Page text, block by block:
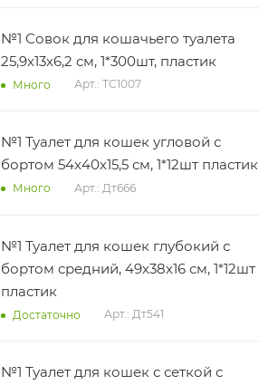
№1 Совок для кошачьего туалета
25,9х13х6,2 см, 1*300шт, пластик
Много Арт.: ТС1007
№1 Туалет для кошек угловой с
бортом 54х40х15,5 см, 1*12шт пластик
Много Арт.: Дт666
№1 Туалет для кошек глубокий с
бортом средний, 49х38х16 см, 1*12шт
пластик
Достаточно Арт.: Дт541
№1 Туалет для кошек с сеткой с